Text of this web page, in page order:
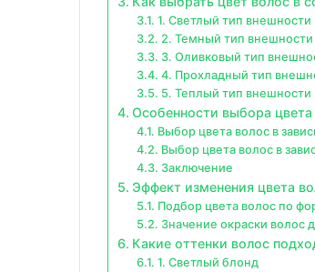
1. Светлый тип внешности
2. Темный тип внешности
3. Оливковый тип
4. Прохладный тип
5. Теплый тип внешности
Особенности выбора
Выбор цвета волос в
Выбор цвета волос в
Заключение
Эффект изменения цвета
Подбор цвета волос по
Значение окраски волос
Какие оттенки волос
1. Светлый блонд